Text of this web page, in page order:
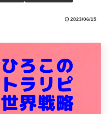
2023/06/15